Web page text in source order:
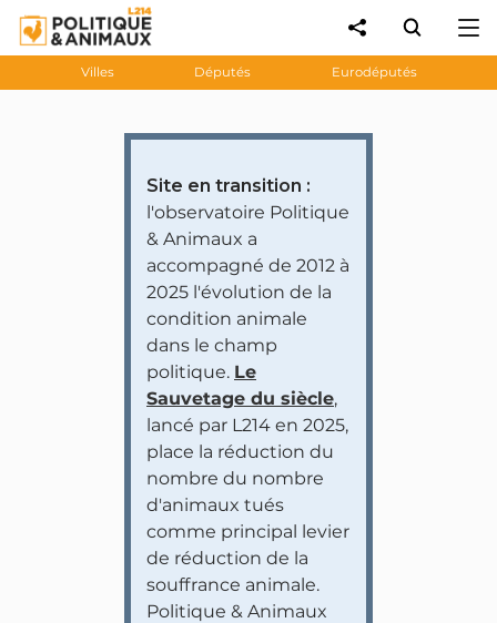
Villes Députés Eurodéputés
Site en transition :
l'observatoire Politique
& Animaux a
accompagné de 2012 à
2025 l'évolution de la
condition animale
dans le champ
politique. Le
Sauvetage du siècle,
lancé par L214 en 2025,
place la réduction du
nombre du nombre
d'animaux tués
comme principal levier
de réduction de la
souffrance animale.
Politique & Animaux